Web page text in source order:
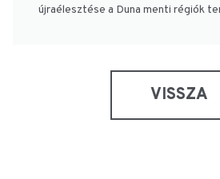
újraélesztése a Duna menti régiók
VISSZA